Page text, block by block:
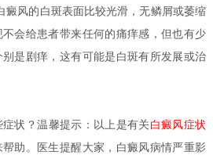
风的白斑表面比较光滑，无鳞屑或萎缩
会给患者带来任何的痛痒感，但也有少
是剧痒，这有可能是白斑有所发展或治
症状？温馨提示：以上是有关 白癜风症状
助。医生提醒大家，白癜风病情严重影